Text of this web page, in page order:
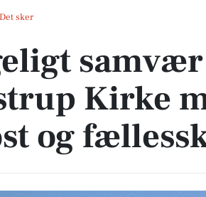
Det skeri Svenstrup Kirke med frokost og fællesskab
Kirke
og